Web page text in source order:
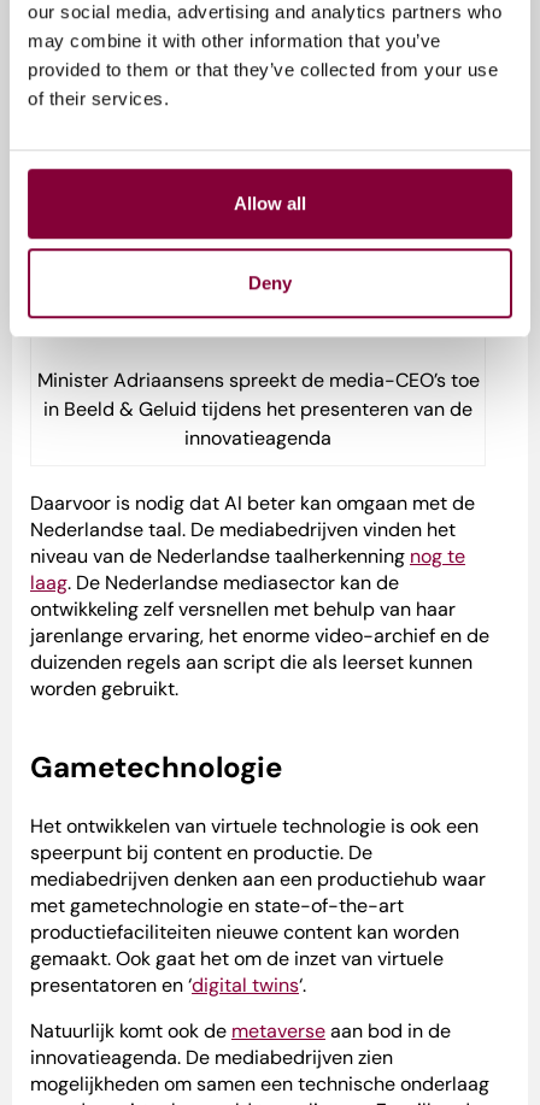
our social media, advertising and analytics partners who
may combine it with other information that you’ve
provided to them or that they’ve collected from your use
of their services.
Allow all
Deny
Content en productie
Bij de derde en laatste pijler van de gezamenlijke
innovatieagenda van de mediasector gaat het om
voortrekkersrol in contentontwikkeling en distributie.
De mediabedrijven willen die positie versterken en
uitbouwen. Ze denken dan met name aan nieuwe
contentvormen als AR en VR en ‘immersive‘. Maar ook
de productieprocessen zelf kunnen worden
geoptimaliseerd, bijvoorbeeld door het gebruik van AI.
Minister Adriaansens spreekt de media-CEO’s toe
in Beeld & Geluid tijdens het presenteren van de
innovatieagenda
Daarvoor is nodig dat AI beter kan omgaan met de
Nederlandse taal. De mediabedrijven vinden het
niveau van de Nederlandse taalherkenning nog te
laag. De Nederlandse mediasector kan de
ontwikkeling zelf versnellen met behulp van haar
jarenlange ervaring, het enorme video-archief en de
duizenden regels aan script die als leerset kunnen
worden gebruikt.
Gametechnologie
Het ontwikkelen van virtuele technologie is ook een
speerpunt bij content en productie. De
mediabedrijven denken aan een productiehub waar
met gametechnologie en state-of-the-art
productiefaciliteiten nieuwe content kan worden
gemaakt. Ook gaat het om de inzet van virtuele
presentatoren en ‘digital twins‘.
Natuurlijk komt ook de metaverseaan bod in de
innovatieagenda. De mediabedrijven zien
mogelijkheden om samen een technische onderlaag